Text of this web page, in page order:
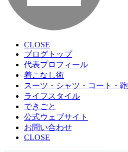
CLOSE
ブログトップ
代表プロフィール
着こなし術
スーツ・シャツ・コート・鞄
ライフスタイル
できごと
公式ウェブサイト
お問い合わせ
CLOSE